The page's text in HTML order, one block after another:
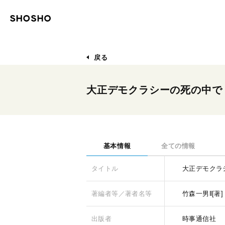
戻る
大正デモクラシーの死の中で
基本情報 全ての情報
タイトル 大正デモクラ
著編者等／著者名等 竹森一男‖[著]
出版者 時事通信社